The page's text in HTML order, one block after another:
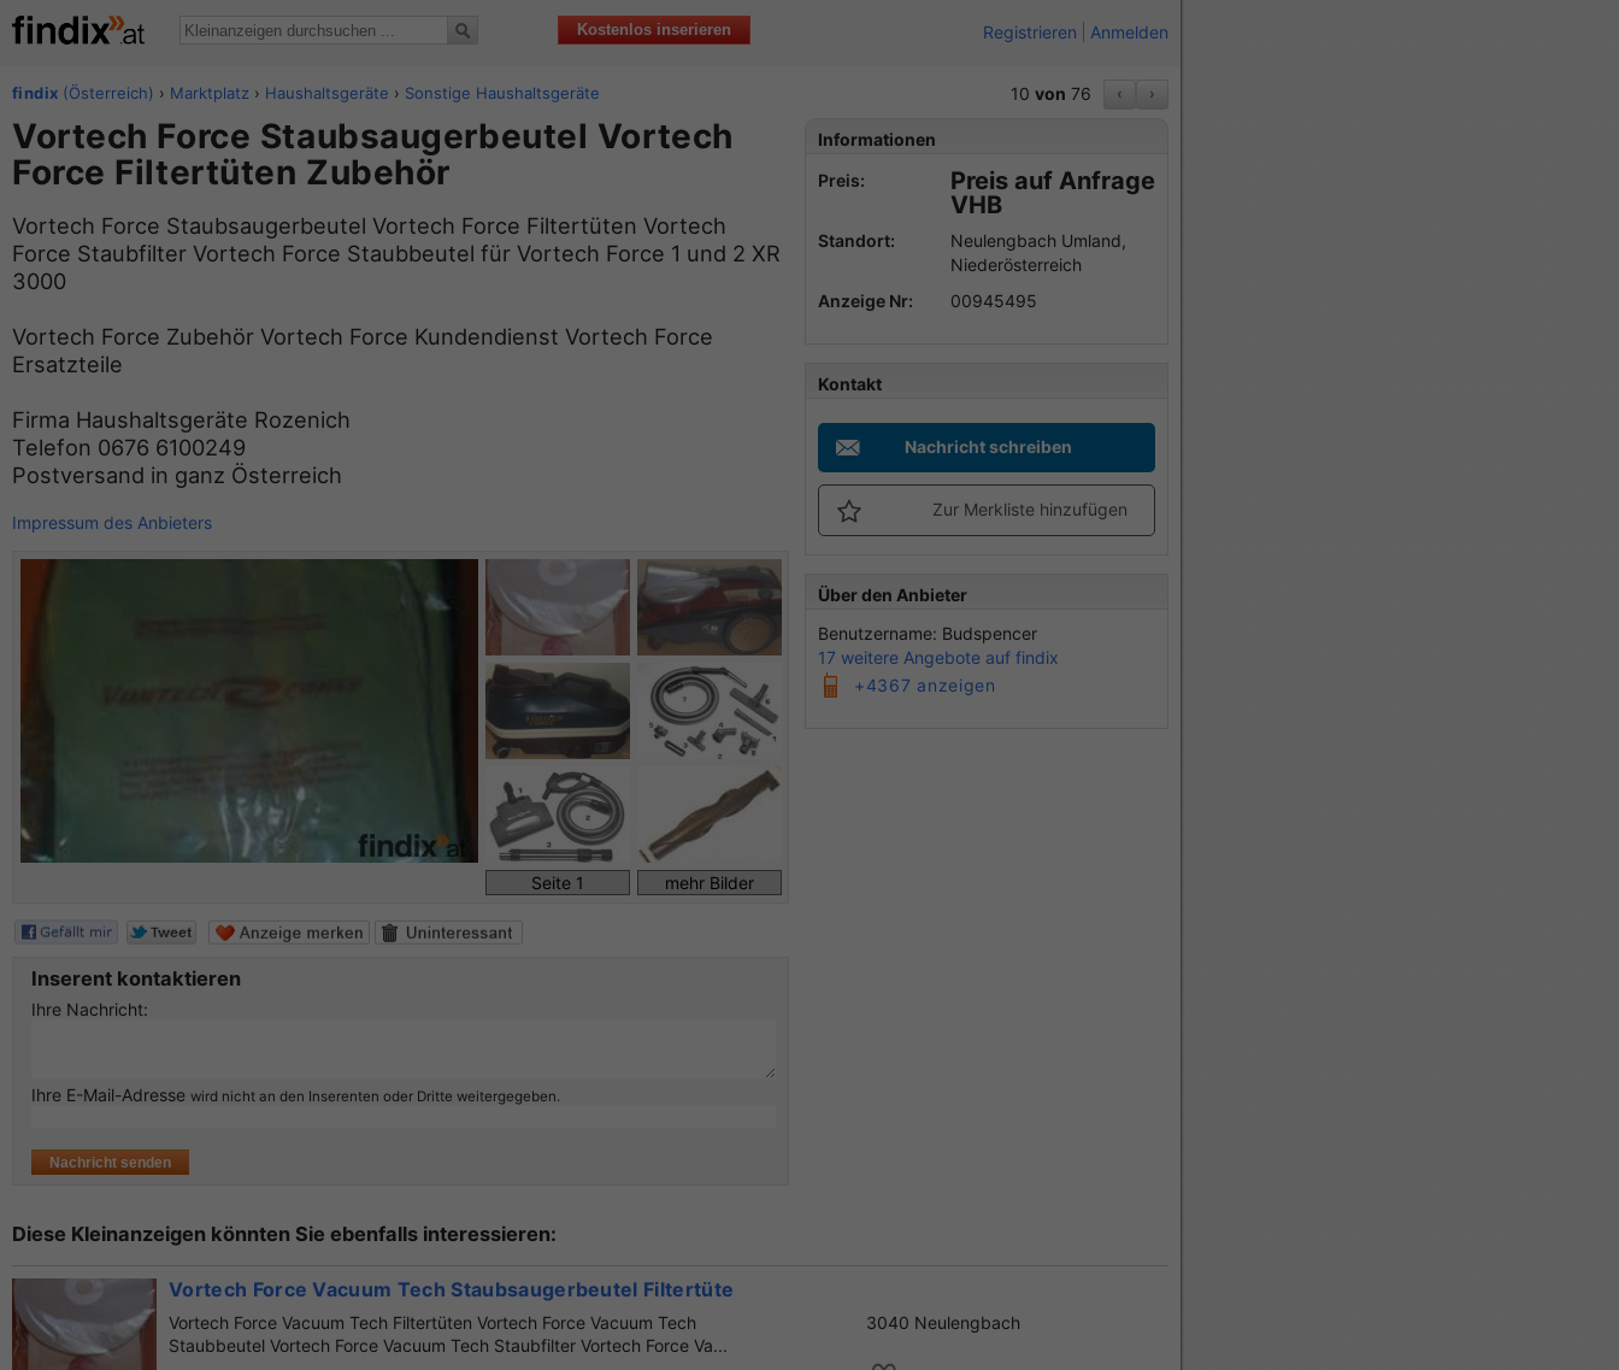
Kostenlos inserieren Registrieren Anmelden
findix (Österreich) › Marktplatz › Haushaltsgeräte › Sonstige Haushaltsgeräte 10 von 76 ‹ ›
Vortech Force Staubsaugerbeutel Vortech
Force Filtertüten Zubehör
Vortech Force Staubsaugerbeutel Vortech Force Filtertüten Vortech
Force Staubfilter Vortech Force Staubbeutel für Vortech Force 1 und 2 XR
3000
Vortech Force Zubehör Vortech Force Kundendienst Vortech Force
Ersatzteile
Firma Haushaltsgeräte Rozenich
Telefon 0676 6100249
Postversand in ganz Österreich
Impressum des Anbieters
Seite 1 mehr Bilder
Inserent kontaktieren
Ihre Nachricht:
Ihre E-Mail-Adresse wird nicht an den Inserenten oder Dritte weitergegeben.
Informationen
Preis:
Preis auf Anfrage
VHB
Standort:
Neulengbach Umland,
Niederösterreich
Anzeige Nr:
00945495
Kontakt
Nachricht schreiben
Zur Merkliste hinzufügen
Über den Anbieter
Benutzername: Budspencer
17 weitere Angebote auf findix
+4367 anzeigen
Diese Kleinanzeigen könnten Sie ebenfalls interessieren:
Vortech Force Vacuum Tech Staubsaugerbeutel Filtertüten
Vortech Force Vacuum Tech Filtertüten Vortech Force Vacuum Tech
Staubbeutel Vortech Force Vacuum Tech Staubfilter Vortech Force Va...
3040 Neulengbach